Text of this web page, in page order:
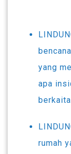
yang
apa
rumah